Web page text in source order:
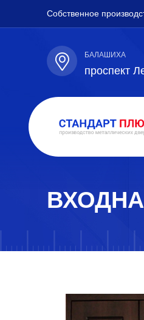
Собственное
БАЛАШИХА
проспект